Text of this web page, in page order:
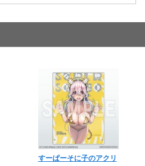
すーぱーそに子のアクリ